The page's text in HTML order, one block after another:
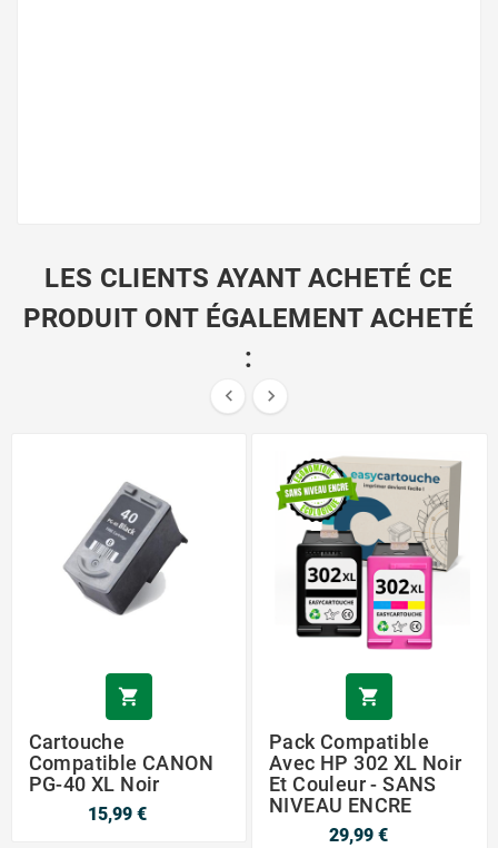
LES CLIENTS AYANT ACHETÉ CE
PRODUIT ONT ÉGALEMENT ACHETÉ
:
 

Cartouche
Compatible CANON
PG-40 XL Noir
15,99 €

Pack Compatible
Avec HP 302 XL Noir
Et Couleur - SANS
NIVEAU ENCRE
29,99 €